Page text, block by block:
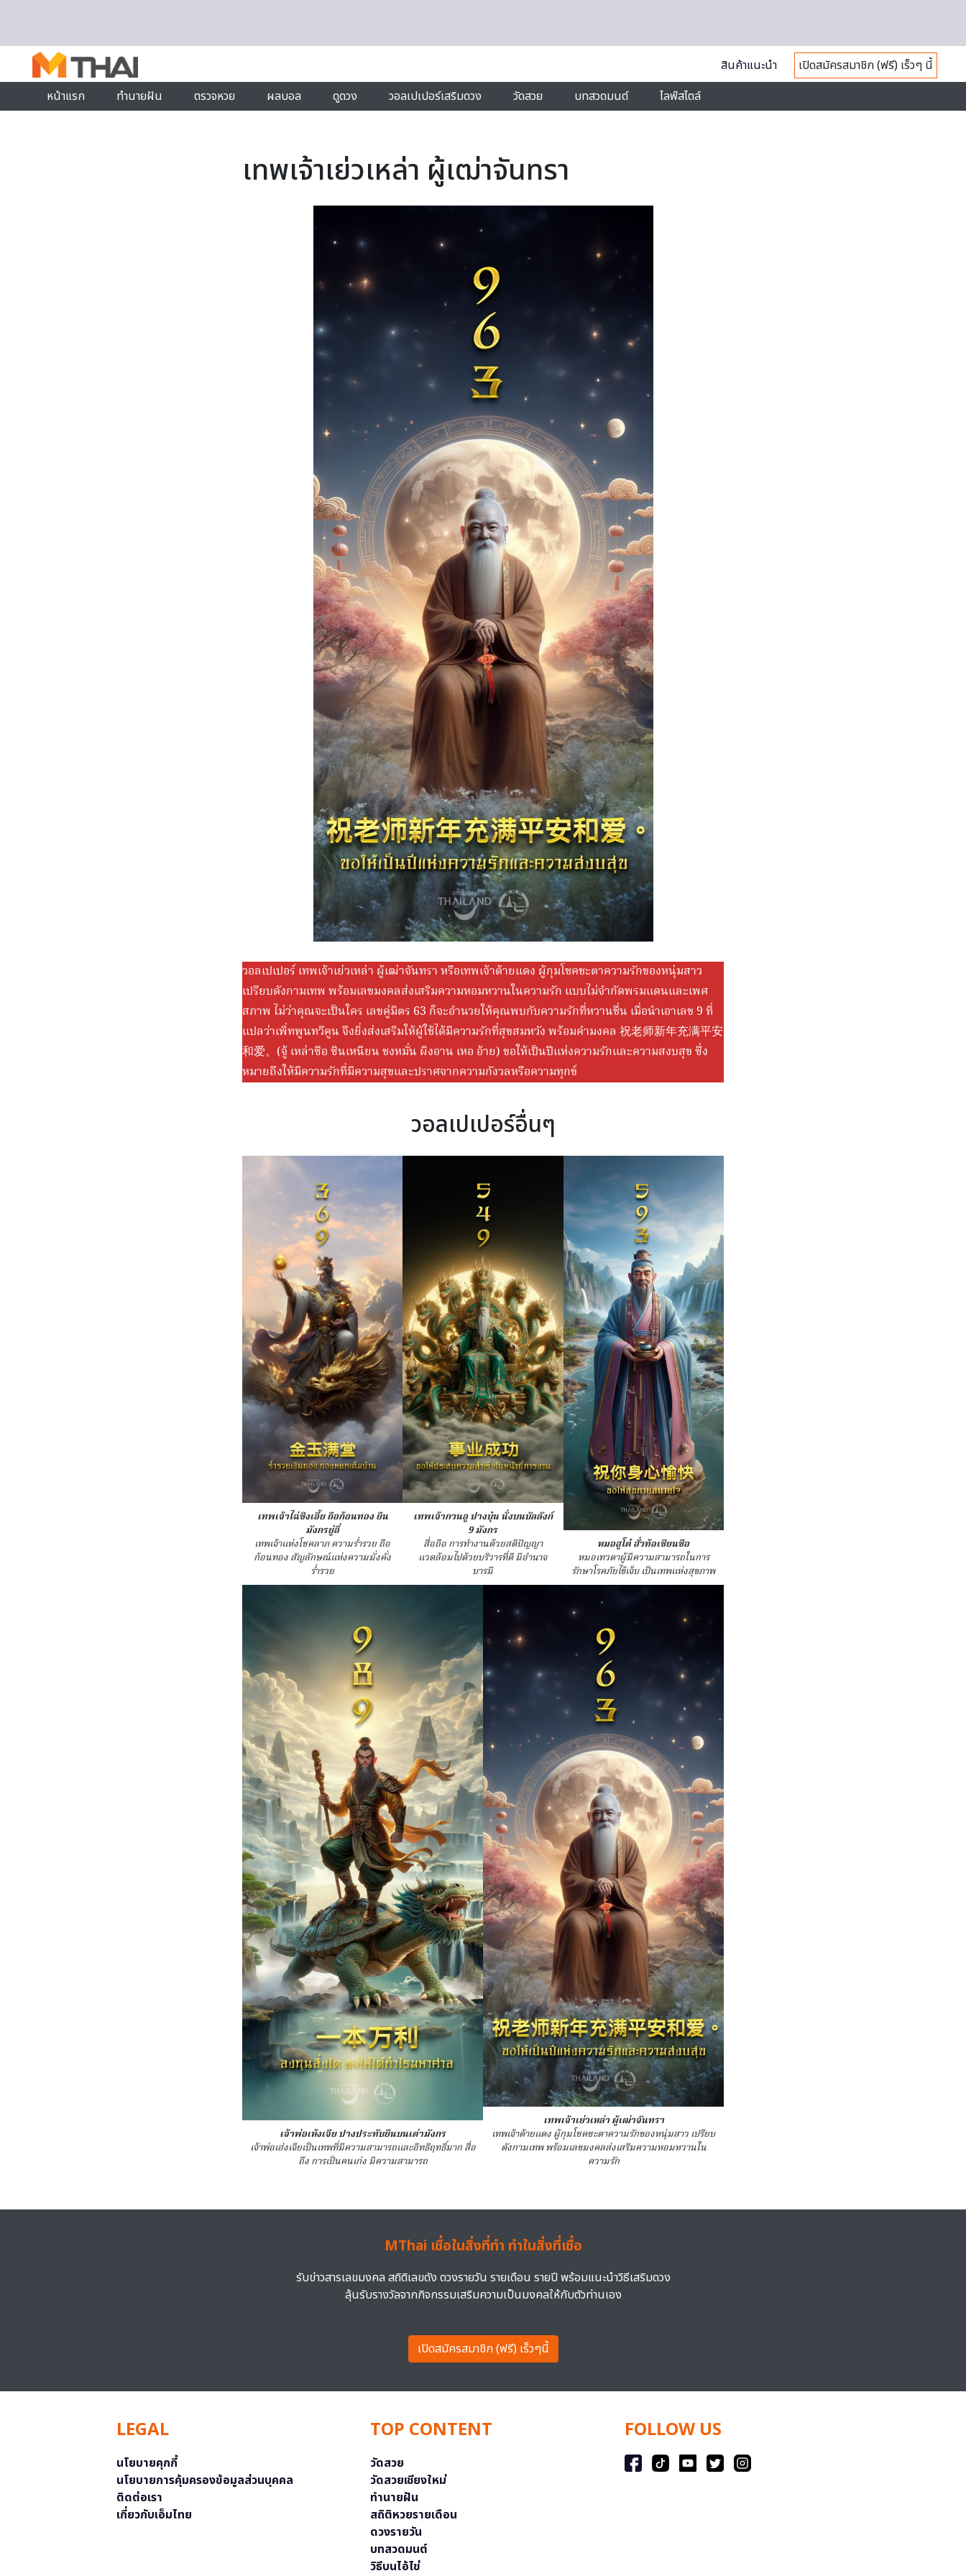
สินค้าแนะนำ
เปิดสมัครสมาชิก (ฟรี) เร็วๆ นี้
หน้าแรก
ทำนายฝัน ตรวจหวย ผลบอล ดูดวง วอลเปเปอร์เสริมดวง วัดสวย บทสวดมนต์ ไลฟ์สไตล์
เทพเจ้าเย่วเหล่า ผู้เฒ่าจันทรา
วอลเปเปอร์ เทพเจ้าเย่วเหล่า ผู้เฒ่าจันทรา หรือเทพเจ้าด้ายแดง ผู้กุมโชคชะตาความรักของหนุ่มสาว
เปรียบดังกามเทพ พร้อมเลขมงคลส่งเสริมความหอมหวานในความรัก แบบไม่จำกัดพรมแดนและเพศ
สภาพ ไม่ว่าคุณจะเป็นใคร เลขคู่มิตร 63 ก็จะอำนวยให้คุณพบกับความรักที่หวานชื่น เมื่อนำเอาเลข 9 ที่
แปลว่าเพิ่ทพูนทวีคูน จึงยิ่งส่งเสริมให้ผู้ใช้ได้มีความรักที่สุขสมหวัง พร้อมคำมงคล 祝老师新年充满平安
和爱。(จู้ เหล่าซือ ซินเหนียน ชงหมั่น ผิงอาน เหอ อ้าย) ขอให้เป็นปีแห่งความรักและความสงบสุข ซึ่ง
หมายถึงให้มีความรักที่มีความสุขและปราศจากความกังวลหรือความทุกข์
วอลเปเปอร์อื่นๆ
เทพเจ้าไฉ่ซิงเอี้ย ถือก้อนทอง ยืน
มังกรยู่อี่
เทพเจ้าแห่งโชคลาภ ความร่ำรวย ถือ
ก้อนทอง สัญลักษณ์แห่งความมั่งคั่ง
ร่ำรวย
เทพเจ้ากวนอู ปางบุ๋น นั่งบนบัลลังก์
9 มังกร
สื่อถือ การทำงานด้วยสติปัญญา
แวดล้อมไปด้วยบริวารที่ดี มีอำนาจ
บารมี
หมอฮูโต๋ ฮั่วท้อเซียนซือ
หมอเทวดาผู้มีความสามารถในการ
รักษาโรคภัยไข้เจ็บ เป็นเทพแห่งสุขภาพ
เจ้าพ่อเห้งเจีย ปางประทับยืนบนเต่ามังกร
เจ้าพ่อเฮ่งเจียเป็นเทพที่มีความสามารถและอิทธิฤทธิ์มาก สื่อ
ถึง การเป็นคนเก่ง มีความสามารถ
เทพเจ้าเย่วเหล่า ผู้เฒ่าจันทรา
เทพเจ้าด้ายแดง ผู้กุมโชคชะตาความรักของหนุ่มสาว เปรียบ
ดังกามเทพ พร้อมเลขมงคลส่งเสริมความหอมหวานใน
ความรัก
MThai เชื่อในสิ่งที่ทำ ทำในสิ่งที่เชื่อ
รับข่าวสารเลขมงคล สถิติเลขดัง ดวงรายวัน รายเดือน รายปี พร้อมแนะนำวิธีเสริมดวง
ลุ้นรับรางวัลจากกิจกรรมเสริมความเป็นมงคลให้กับตัวท่านเอง
เปิดสมัครสมาชิก (ฟรี) เร็วๆนี้
LEGAL
นโยบายคุกกี้
นโยบายการคุ้มครองข้อมูลส่วนบุคคล
ติดต่อเรา
เกี่ยวกับเอ็มไทย
TOP CONTENT
วัดสวย
วัดสวยเชียงใหม่
ทำนายฝัน
สถิติหวยรายเดือน
ดวงรายวัน
บทสวดมนต์
วิธีบนไอ้ไข่
FOLLOW US